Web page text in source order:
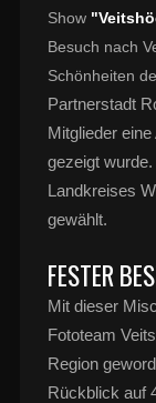
Show
Besuch nach
Schönheiten
Partnerstadt
Mitglieder
gezeigt
Landkreises
gewählt.
FESTER
Mit dieser
Fototeam
Region
Rückblick auf